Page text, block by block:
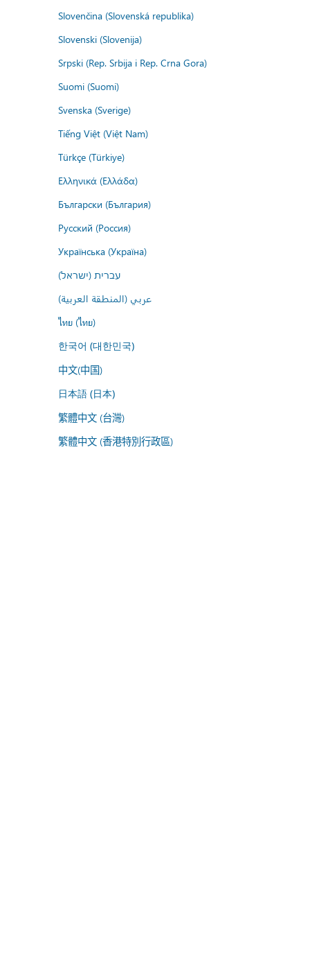
Slovenčina (Slovenská republika)
Slovenski (Slovenija)
Srpski (Rep. Srbija i Rep. Crna Gora)
Suomi (Suomi)
Svenska (Sverige)
Tiếng Việt (Việt Nam)
Türkçe (Türkiye)
Ελληνικά (Ελλάδα)
Български (България)
Русский (Россия)
Українська (Україна)
עברית (ישראל)
عربي (المنطقة العربية)
ไทย (ไทย)
한국어 (대한민국)
中文(中国)
日本語 (日本)
繁體中文 (台灣)
繁體中文 (香港特別行政區)